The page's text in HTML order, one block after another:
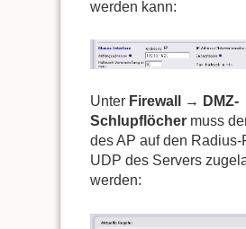
werden kann:
Unter Firewall → DMZ-
Schlupflöcher muss
des AP auf den Radius-
UDP des Servers
werden: